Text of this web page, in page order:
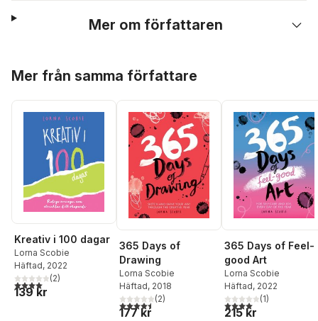
Mer om författaren
Mer från samma författare
Kreativ i 100 dagar
Lorna Scobie
Häftad, 2022
4,0utav 5 stjärnor. Totalt antal röster:
(2)
139 kr
365 Days of
Drawing
Lorna Scobie
Häftad, 2018
4,5utav 5 stjärnor. Totalt antal röster:
(2)
177 kr
365 Days of Feel-
good Art
Lorna Scobie
Häftad, 2022
4,0utav 5 stjärnor.
(1)
215 kr